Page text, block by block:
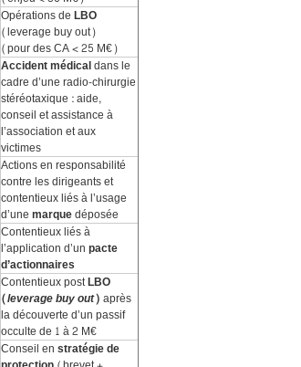
Opérations deLBO
(leverage buy out)
(pour des CA < 25 M€)
Accident médicaldans le
cadre d’une radio-chirurgie
stéréotaxique : aide,
conseil et assistance à
l’association et aux
victimes
Actions en responsabilité
contre les dirigeants et
contentieux liés à l’usage
d’unemarquedéposée
Contentieux liés à
l’application d’unpacte
d’actionnaires
Contentieux postLBO
(leverage buy out)après
la découverte d’un passif
occulte de 1 à 2 M€
Conseil enstratégie de